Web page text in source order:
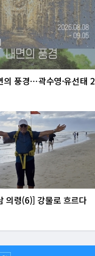
의 풍경⋯곽수영·유선태 2
의령(6)] 강물로 흐르다